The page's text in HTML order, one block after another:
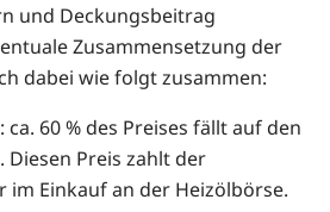
und Deckungsbeitrag
Zusammensetzung der
dabei wie folgt zusammen:
60 % des Preises fällt auf den
Diesen Preis zahlt der
im Einkauf an der Heizölbörse.